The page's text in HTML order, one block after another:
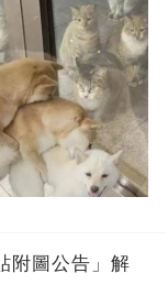
附圖公告」解